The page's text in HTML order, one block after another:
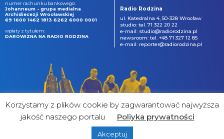
numer rachunku bankowego:
Johanneum - grupa medialna
Archidiecezji Wrocławskiej
69 1600 1462 1813 6262 6000 0001
wpłaty z tytułem:
DAROWIZNA NA RADIO RODZINA
Radio Rodzina
ul. Katedralna 4, 50-328 Wrocław
studio: tel. 71 322 20 22
e-mail: studio@radiorodzina.pl
newsroom: tel. +48 71 327 12 85
e-mail: reporter@radiorodzina.pl
&
Korzystamy z plików cookie by zagwarantować najwyższa
jakość naszego portalu
Poliyka prywatności
Akceptuj